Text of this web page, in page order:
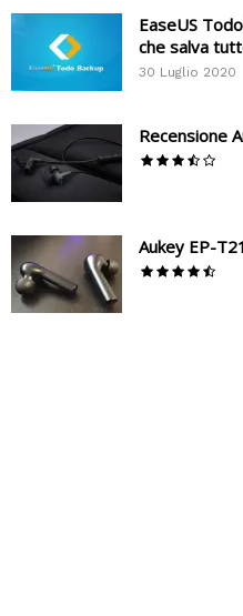
EaseUS
che salva
30 Luglio 2020
Recensione
Aukey EP-